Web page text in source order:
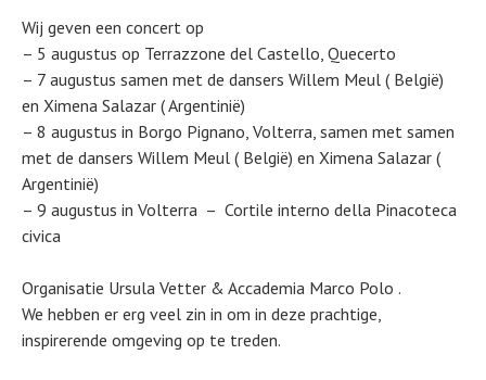
Wij geven een concert op
– 5 augustus op Terrazzone del Castello, Quecerto
– 7 augustus samen met de dansers Willem Meul ( België)
en Ximena Salazar ( Argentinië)
– 8 augustus in Borgo Pignano, Volterra, samen met samen
met de dansers Willem Meul ( België) en Ximena Salazar (
Argentinië)
– 9 augustus in Volterra – Cortile interno della Pinacoteca
civica
Organisatie Ursula Vetter & Accademia Marco Polo .
We hebben er erg veel zin in om in deze prachtige,
inspirerende omgeving op te treden.